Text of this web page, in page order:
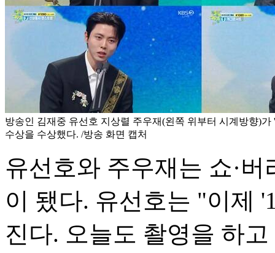
방송인 김재중 유선호 지상렬 주우재(왼쪽 위부터 시계방향)가
수상을 수상했다. /방송 화면 캡처
유선호와 주우재는 쇼·
이 됐다. 유선호는 "이제
진다. 오늘도 촬영을 하